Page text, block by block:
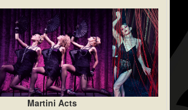
Martini Acts